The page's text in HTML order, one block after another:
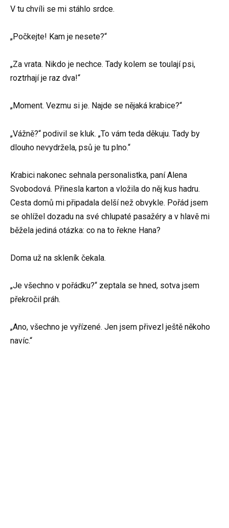
V tu chvíli se mi stáhlo srdce.
„Počkejte! Kam je nesete?“
„Za vrata. Nikdo je nechce. Tady kolem se toulají psi,
roztrhají je raz dva!“
„Moment. Vezmu si je. Najde se nějaká krabice?“
„Vážně?“ podivil se kluk. „To vám teda děkuju. Tady by
dlouho nevydržela, psů je tu plno.“
Krabici nakonec sehnala personalistka, paní Alena
Svobodová. Přinesla karton a vložila do něj kus hadru.
Cesta domů mi připadala delší než obvykle. Pořád jsem
se ohlížel dozadu na své chlupaté pasažéry a v hlavě mi
běžela jediná otázka: co na to řekne Hana?
Doma už na skleník čekala.
„Je všechno v pořádku?“ zeptala se hned, sotva jsem
překročil práh.
„Ano, všechno je vyřízené. Jen jsem přivezl ještě někoho
navíc.“